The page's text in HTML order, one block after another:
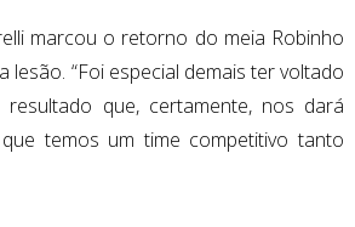
marcou o retorno do meia Robinho
lesão. “Foi especial demais ter voltado
que, certamente, nos dará
temos um time competitivo tanto